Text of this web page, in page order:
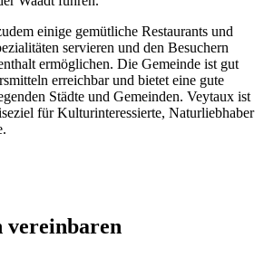
einige gemütliche Restaurants und
servieren und den Besuchern
ermöglichen. Die Gemeinde ist gut
erreichbar und bietet eine gute
Städte und Gemeinden. Veytaux ist
für Kulturinteressierte, Naturliebhaber
vereinbaren